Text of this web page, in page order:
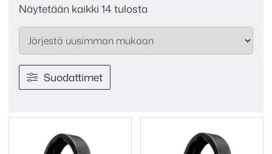
Näytetään kaikki 14 tulosta
by
latest
Suodattimet